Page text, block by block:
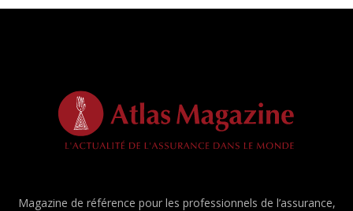
Magazine de référence pour les professionnels de l’assurance,